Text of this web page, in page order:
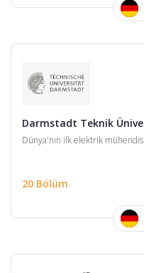
Darmstadt Teknik
Dünya'nın ilk elektrik
20 Bölüm